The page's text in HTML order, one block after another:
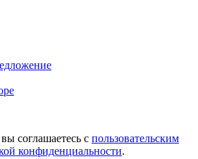
соглашаетесь с пользовательским
конфиденциальности.